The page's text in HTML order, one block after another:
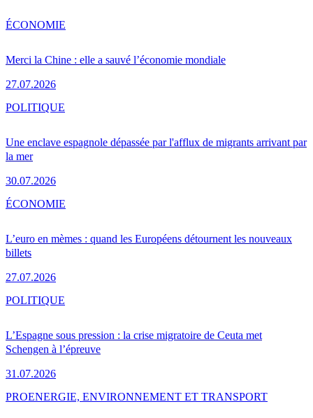
Merci la Chine : elle a sauvé l’économie mondiale
27.07.2026
ÉCONOMIE
Une enclave espagnole dépassée par l'afflux de migrants arrivant par
la mer
30.07.2026
POLITIQUE
L’euro en mèmes : quand les Européens détournent les nouveaux
billets
27.07.2026
ÉCONOMIE
L’Espagne sous pression : la crise migratoire de Ceuta met
Schengen à l’épreuve
31.07.2026
POLITIQUE
PROENERGIE, ENVIRONNEMENT ET TRANSPORT